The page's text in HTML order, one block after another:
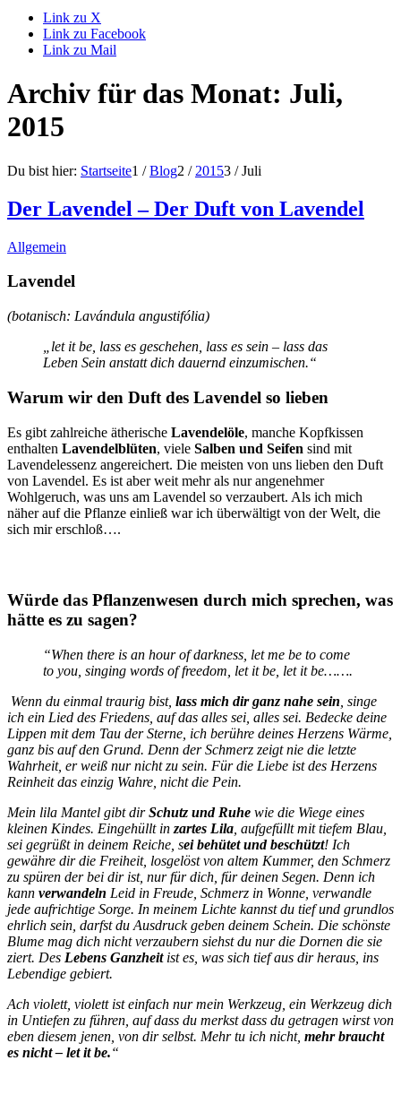
Link zu X
Link zu Facebook
Link zu Mail
Archiv für das Monat: Juli,
2015
Du bist hier: Startseite1 / Blog2 / 20153 / Juli
Der Lavendel – Der Duft von Lavendel
Allgemein
Lavendel
(botanisch: Lavándula angustifólia)
„let it be, lass es geschehen, lass es sein – lass das
Leben Sein anstatt dich dauernd einzumischen.“
Warum wir den Duft des Lavendel so lieben
Es gibt zahlreiche ätherische Lavendelöle, manche Kopfkissen
enthalten Lavendelblüten, viele Salben und Seifen sind mit
Lavendelessenz angereichert. Die meisten von uns lieben den Duft
von Lavendel. Es ist aber weit mehr als nur angenehmer
Wohlgeruch, was uns am Lavendel so verzaubert. Als ich mich
näher auf die Pflanze einließ war ich überwältigt von der Welt, die
sich mir erschloß….
Würde das Pflanzenwesen durch mich sprechen, was
hätte es zu sagen?
“When there is an hour of darkness, let me be to come
to you, singing words of freedom, let it be, let it be…….
Wenn du einmal traurig bist, lass mich dir ganz nahe sein , singe
ich ein Lied des Friedens, auf das alles sei, alles sei. Bedecke deine
Lippen mit dem Tau der Sterne, ich berühre deines Herzens Wärme,
ganz bis auf den Grund. Denn der Schmerz zeigt nie die letzte
Wahrheit, er weiß nur nicht zu sein. Für die Liebe ist des Herzens
Reinheit das einzig Wahre, nicht die Pein.
Mein lila Mantel gibt dirSchutz und Ruhe wie die Wiege eines
kleinen Kindes. Eingehüllt in zartes Lila , aufgefüllt mit tiefem Blau,
sei gegrüßt in deinem Reiche, sei behütet und beschützt! Ich
gewähre dir die Freiheit, losgelöst von altem Kummer, den Schmerz
zu spüren der bei dir ist, nur für dich, für deinen Segen. Denn ich
kann verwandeln Leid in Freude, Schmerz in Wonne, verwandle
jede aufrichtige Sorge. In meinem Lichte kannst du tief und grundlos
ehrlich sein, darfst du Ausdruck geben deinem Schein. Die schönste
Blume mag dich nicht verzaubern siehst du nur die Dornen die sie
ziert. Des Lebens Ganzheitist es, was sich tief aus dir heraus, ins
Lebendige gebiert.
Ach violett, violett ist einfach nur mein Werkzeug, ein Werkzeug dich
in Untiefen zu führen, auf dass du merkst dass du getragen wirst von
eben diesem jenen, von dir selbst. Mehr tu ich nicht, mehr braucht
es nicht – let it be.“